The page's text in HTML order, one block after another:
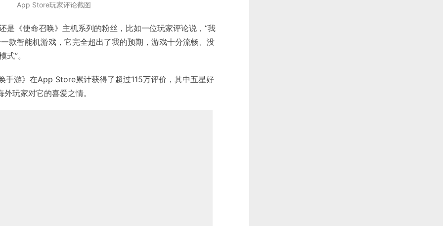
App Store玩家评论截图
是《使命召唤》主机系列的粉丝，比如一位玩家评论说，“我
款智能机游戏，它完全超出了我的预期，游戏十分流畅、没
”。
手游》在App Store累计获得了超过115万评价，其中五星好
玩家对它的喜爱之情。